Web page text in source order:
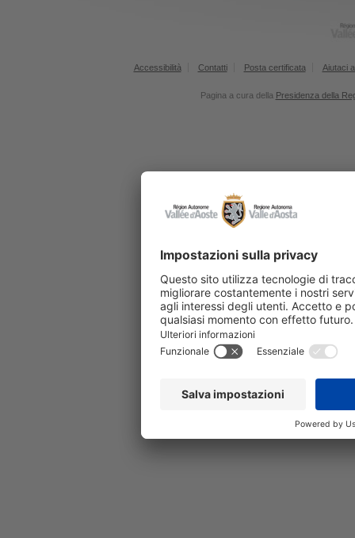
Accessibilità Contatti Posta certificata Aiutaci
Pagina a cura della Presidenza della